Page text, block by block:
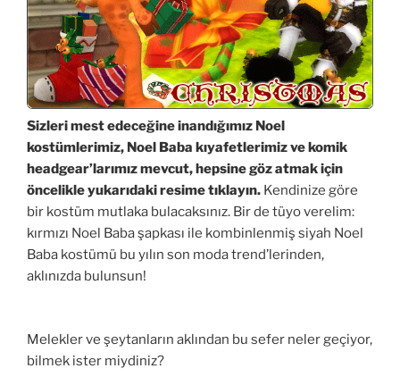
Sizleri mest edeceğine inandığımız Noel
kostümlerimiz, Noel Baba kıyafetlerimiz ve komik
headgear’larımız mevcut, hepsine göz atmak için
öncelikle yukarıdaki resime tıklayın. Kendinize göre
bir kostüm mutlaka bulacaksınız. Bir de tüyo verelim:
kırmızı Noel Baba şapkası ile kombinlenmiş siyah Noel
Baba kostümü bu yılın son moda trend’lerinden,
aklınızda bulunsun!
Melekler ve şeytanların aklından bu sefer neler geçiyor,
bilmek ister miydiniz?